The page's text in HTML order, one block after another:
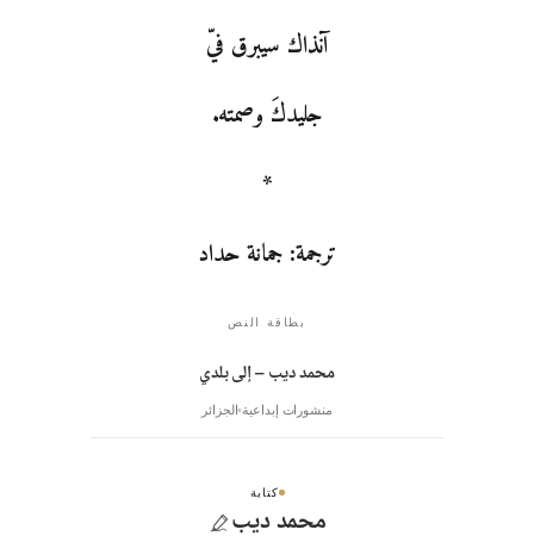
آنذاك سيبرق فيّ
جليدكَ وصمته.
*
ترجمة: جمانة حداد
بطاقة النص
محمد ديب – إلى بلدي
منشورات إبداعية الجزائر
كتابة
محمد ديب